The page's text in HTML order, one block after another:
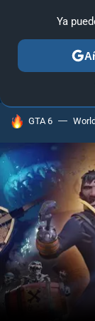
ANÁLISIS
HOY SE HABLA
GTA 6
Ya